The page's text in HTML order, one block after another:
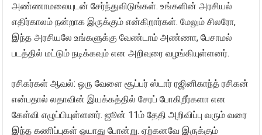
அண்ணாமலையுடன் சேர்ந்துவிடுங்கள். உங்களின் அரசியல்
எதிர்காலம் நன்றாக இருக்கும் என்கிறார்கள். மேலும் சிலரோ,
இந்த அரசியலே உங்களுக்கு வேண்டாம் அண்ணா, பேசாமல்
படத்தில் மட்டும் நடிக்கவும் என அறிவுரை வழங்கியுள்ளனர்.
ரசிகர்கள் ஆவல்: ஒரு வேளை சூப்பர் ஸ்டார் ரஜினிகாந்த் ரசிகன்
என்பதால் லதாவின் இயக்கத்தில் சேரப் போகிறீர்களா என
கேள்வி எழுப்பியுள்ளனர். ஜூன் 11ம் தேதி அறிவிப்பு வரும் வரை
இந்த கணிப்புகள் ஓயாது போன்று. ஏற்கனவே இருக்கும்